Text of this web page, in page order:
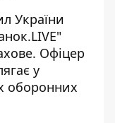
України
Офіцер
у
оборонних